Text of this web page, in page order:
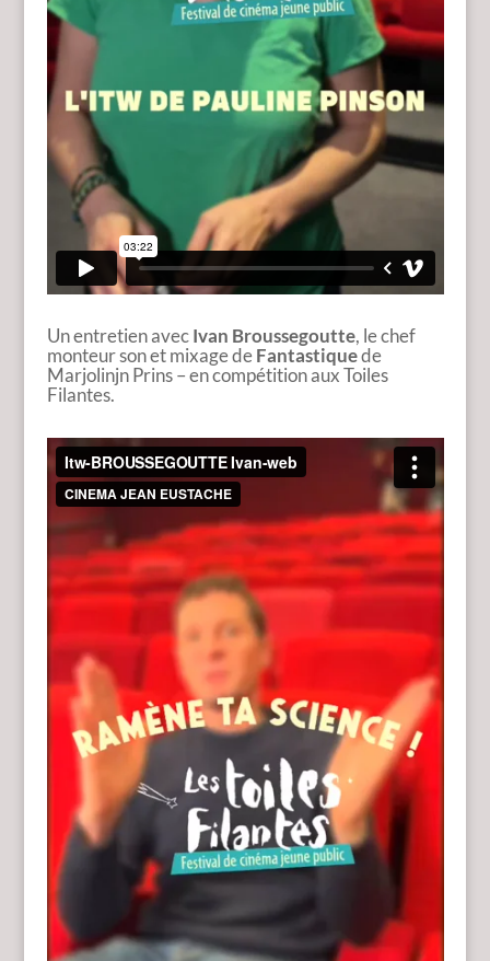
Un entretien avecIvan Broussegoutte, le chef
monteur son et mixage deFantastiquede
Marjolinjn Prins – en compétition aux Toiles
Filantes.